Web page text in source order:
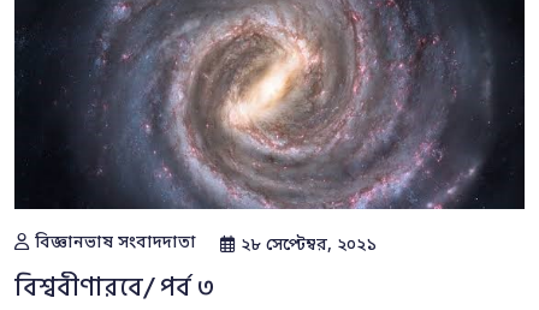
বিজ্ঞানভাষ সংবাদদাতা ২৮ সেপ্টেম্বর, ২০২১
বিশ্ববীণারবে/ পর্ব ৩